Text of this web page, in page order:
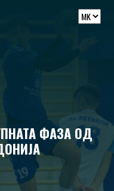
ФАЗА ОД